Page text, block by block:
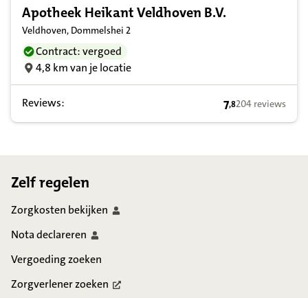
Apotheek Heikant Veldhoven B.V.
Veldhoven, Dommelshei 2
Contract: vergoed
4,8 km van je locatie
Reviews: 7,8 op basis van
7,8204 reviews
Zelf regelen
Zorgkosten bekijken
Notadeclareren
Vergoeding zoeken
Zorgverlenerzoeken